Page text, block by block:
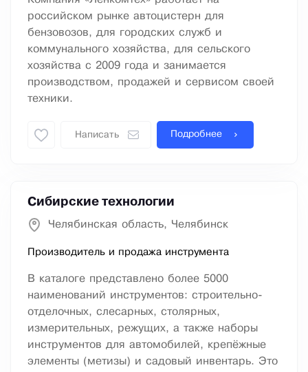
российском рынке автоцистерн для
бензовозов, для городских служб и
коммунального хозяйства, для сельского
хозяйства с 2009 года и занимается
производством, продажей и сервисом своей
техники.
Написать Подробнее
Сибирские технологии
Челябинская область, Челябинск
Производитель и продажа инструмента
В каталоге представлено более 5000
наименований инструментов: строительно-
отделочных, слесарных, столярных,
измерительных, режущих, а также наборы
инструментов для автомобилей, крепёжные
элементы (метизы) и садовый инвентарь. Это